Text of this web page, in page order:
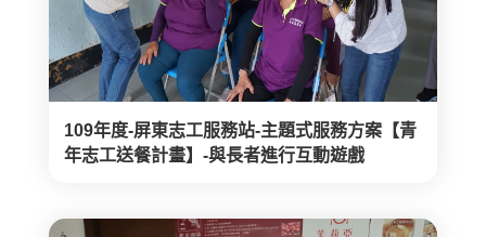
109年度-屏東志工服務站-主題式服務方案【青
年志工送餐計畫】-與長者進行互動遊戲